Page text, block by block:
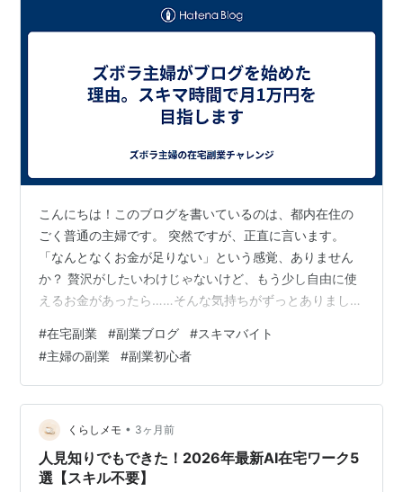
こんにちは！このブログを書いているのは、都内在住の
ごく普通の主婦です。 突然ですが、正直に言います。
「なんとなくお金が足りない」という感覚、ありません
か？ 贅沢がしたいわけじゃないけど、もう少し自由に使
えるお金があったら……そんな気持ちがずっとありまし
幼稚園に行っている間、家事を済ませると2〜3時間ぽっ
かり時間が空きます。パートに出る気力はないけど、こ
の時間を使って少しでも稼げないかな、と思ってスマホ
で調べ始めたのがそもそものきっかけです。 アンケート
サイト、データ入力、モニター……いろいろ調べるうち
に、「ブログで広告収入を得ている人がい…
#在宅副業 #副業ブログ #スキマバイト
#主婦の副業 #副業初心者
くらしメモ • 3ヶ月前
人見知りでもできた！2026年最新AI在宅ワーク5
選【スキル不要】